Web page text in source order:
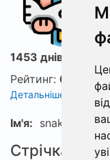
1453 днів з ФішХаб
Рейтинг: 0
Детальніше про
Ім'я: snake
Стрічка